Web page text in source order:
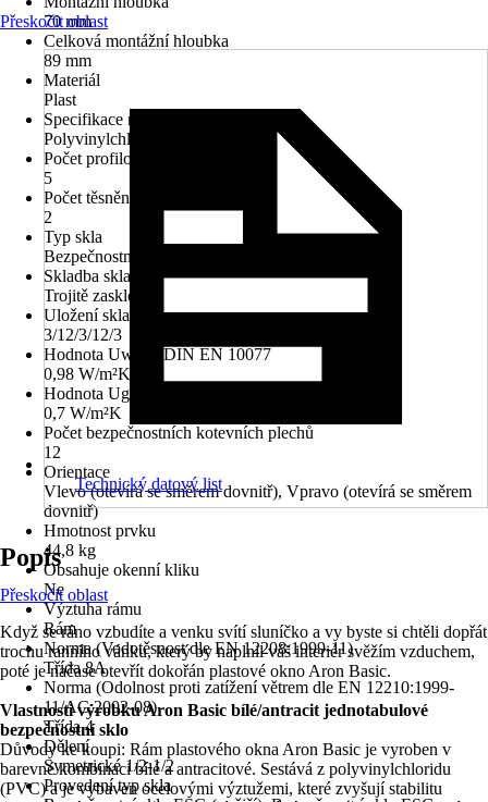
70 mm
Celková montážní hloubka
89 mm
Materiál
Plast
Specifikace materiálu
Polyvinylchlorid (PVC)
Počet profilových komor
5
Počet těsnění
2
Typ skla
Bezpečnostní sklo ESG
Skladba skla
Trojitě zasklené
Uložení skla
3/12/3/12/3
Hodnota Uw dle DIN EN 10077
0,98 W/m²K
Hodnota Ug dle DIN EN 673
0,7 W/m²K
Počet bezpečnostních kotevních plechů
12
Orientace
Vlevo (otevírá se směrem dovnitř), Vpravo (otevírá se směrem
dovnitř)
Hmotnost prvku
44,8 kg
Obsahuje okenní kliku
Ne
Výztuha rámu
Rám
Norma (Vodotěsnost dle EN 12208:1999-11)
Třída 8A
Norma (Odolnost proti zatížení větrem dle EN 12210:1999-
11/AC:2002-08)
Třída 4
Dělení
Symetrické 1/2-1/2
Provedení typ skla
Přeskočit oblast
Technický datový list
Popis
Přeskočit oblast
Když se ráno vzbudíte a venku svítí sluníčko a vy byste si chtěli dopřát
trochu ranního vánku, který by naplnil váš interiér svěžím vzduchem,
poté je načase otevřít dokořán plastové okno Aron Basic.
Vlastnosti výrobku Aron Basic bílé/antracit jednotabulové
bezpečnostní sklo
Důvody ke koupi: Rám plastového okna Aron Basic je vyroben v
barevné kombinaci bílé a antracitové. Sestává z polyvinylchloridu
(PVC) a je vybaven ocelovými výztužemi, které zvyšují stabilitu